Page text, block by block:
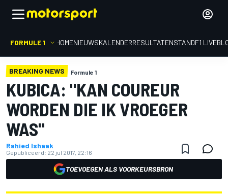
FORMULE 1 HOMENIEUWSKALENDERRESULTATENSTANDF1
BREAKING NEWS Formule 1
KUBICA: "KAN COUREUR
WORDEN DIE IK VROEGER
WAS"
Rahied Ishaak
Gepubliceerd: 22 jul 2017, 22:16
TOEVOEGEN ALS VOORKEURSBRON